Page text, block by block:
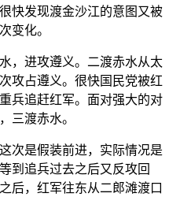
快发现渡金沙江的意图又被
变化。
，进攻遵义。二渡赤水从太
攻占遵义。很快国民党被红
兵追赶红军。面对强大的对
三渡赤水。
次是假装前进，实际情况是
到追兵过去之后又反攻回
后，红军往东从二郎滩渡口